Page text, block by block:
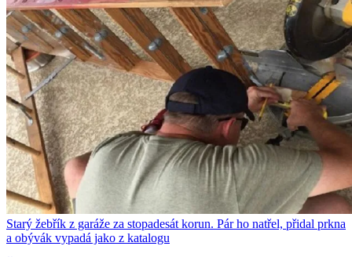
Starý žebřík z garáže za stopadesát korun. Pár ho natřel, přidal prkna
a obývák vypadá jako z katalogu